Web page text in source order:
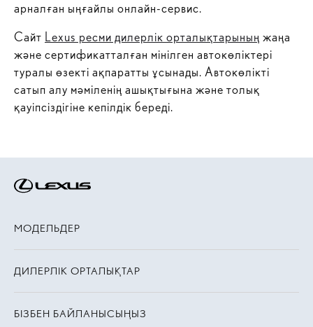
арналған ыңғайлы онлайн-сервис.
Сайт Lexus ресми дилерлік орталықтарының жаңа
және сертификатталған мінілген автокөліктері
туралы өзекті ақпаратты ұсынады. Автокөлікті
сатып алу мәміленің ашықтығына және толық
қауіпсіздігіне кепілдік береді.
МОДЕЛЬДЕР
ДИЛЕРЛІК ОРТАЛЫҚТАР
БІЗБЕН БАЙЛАНЫСЫҢЫЗ